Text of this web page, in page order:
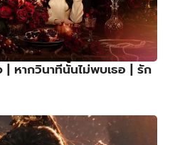
หากวินาทีนั้นไม่พบเธอ | รัก